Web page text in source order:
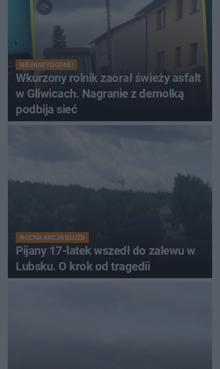
NIEWIARYGODNE!
Wkurzony rolnik zaorał świeży asfalt
w Gliwicach. Nagranie z demolką
podbija sieć
NOCNA AKCJA SŁUŻB
Pijany 17-latek wszedł do zalewu w
Lubsku. O krok od tragedii